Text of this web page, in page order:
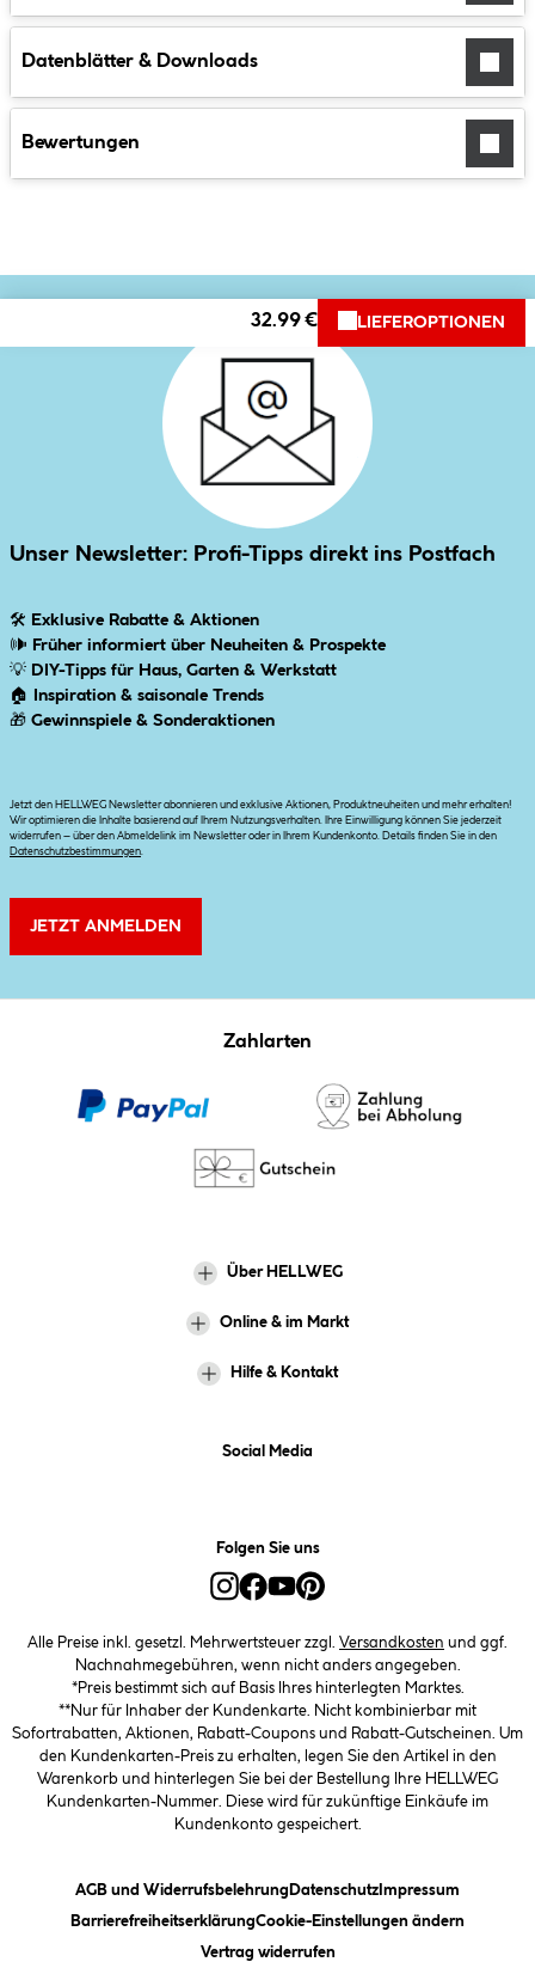
Datenblätter & Downloads
Bewertungen
32.99 € LIEFEROPTIONEN
Unser Newsletter: Profi-Tipps direkt ins Postfach
🛠 Exklusive Rabatte & Aktionen
🕪 Früher informiert über Neuheiten & Prospekte
💡 DIY-Tipps für Haus, Garten & Werkstatt
🏠
Inspiration & saisonale Trends
🎁 Gewinnspiele & Sonderaktionen
Jetzt den HELLWEG Newsletter abonnieren und exklusive Aktionen, Produktneuheiten und mehr erhalten!
Wir optimieren die Inhalte basierend auf Ihrem Nutzungsverhalten. Ihre Einwilligung können Sie jederzeit
widerrufen – über den Abmeldelink im Newsletter oder in Ihrem Kundenkonto. Details finden Sie in den
Datenschutzbestimmungen
JETZT ANMELDEN
Zahlarten
Über HELLWEG
Online & im Markt
Hilfe & Kontakt
Social Media
Folgen Sie uns
Alle Preise inkl. gesetzl. Mehrwertsteuer zzgl. Versandkosten und ggf.
Nachnahmegebühren, wenn nicht anders angegeben.
*Preis bestimmt sich auf Basis Ihres hinterlegten Marktes.
**Nur für Inhaber der Kundenkarte. Nicht kombinierbar mit
Sofortrabatten, Aktionen, Rabatt-Coupons und Rabatt-Gutscheinen. Um
den Kundenkarten-Preis zu erhalten, legen Sie den Artikel in den
Warenkorb und hinterlegen Sie bei der Bestellung Ihre HELLWEG
Kundenkarten-Nummer. Diese wird für zukünftige Einkäufe im
Kundenkonto gespeichert.
AGB und Widerrufsbelehrung (öffnet ein Dialogfeld)
Datenschutz(öffnet ein Dialogfeld)
Impressum
Barrierefreiheitserklärung(öffnet ein Dialogfeld)
Cookie-Einstellungen ändern(öffnet
Vertrag widerrufen